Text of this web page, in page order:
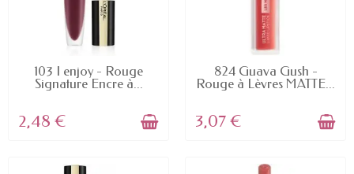
EN STOCK
103 I enjoy - Rouge
Signature Encre à...
2,48 €
EN STOCK
824 Guava Gush -
Rouge à Lèvres MATTE...
3,07 €